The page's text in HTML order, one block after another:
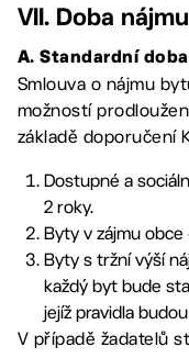
VII. Doba nájmu
A. Standardní
Smlouva o nájmu
možností
základě doporučení
Dostupné a
2 roky.
Byty v zájmu obce
Byty s tržní výší
každý byt bude
jejíž pravidla
V případě žadatelů